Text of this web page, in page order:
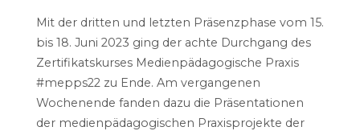
Mit der dritten und letzten Präsenzphase vom 15.
bis 18. Juni 2023 ging der achte Durchgang des
Zertifikatskurses Medienpädagogische Praxis
#mepps22 zu Ende. Am vergangenen
Wochenende fanden dazu die Präsentationen
der medienpädagogischen Praxisprojekte der